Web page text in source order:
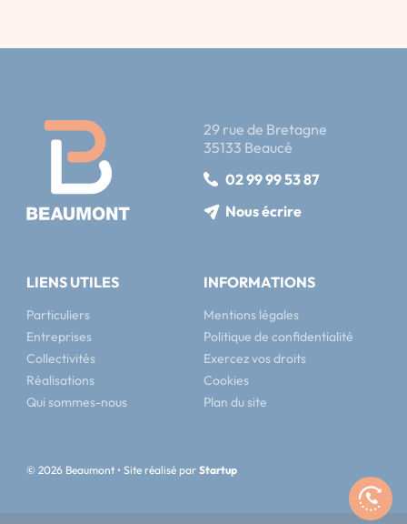
29 rue de Bretagne
35133 Beaucé
02 99 99 53 87
Nous écrire
LIENS UTILES
Particuliers
Entreprises
Collectivités
Réalisations
Qui sommes-nous
INFORMATIONS
Mentions légales
Politique de confidentialité
Exercez vos droits
Cookies
Plan du site
© 2026 Beaumont • Site réalisé par Startup